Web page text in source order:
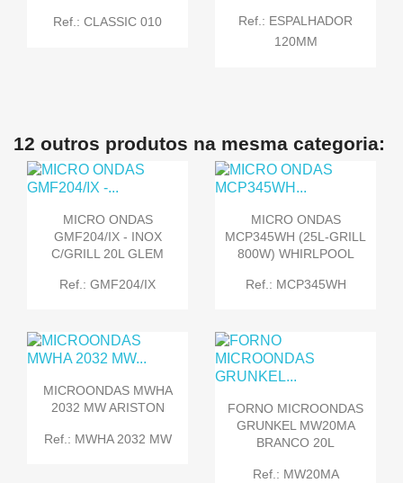
Ref.: CLASSIC 010
Ref.: ESPALHADOR
120MM
12 outros produtos na mesma categoria:
MICRO ONDAS
GMF204/IX - INOX
C/GRILL 20L GLEM
Ref.: GMF204/IX
MICRO ONDAS
MCP345WH (25L-GRILL
800W) WHIRLPOOL
Ref.: MCP345WH
MICROONDAS MWHA
2032 MW ARISTON
Ref.: MWHA 2032 MW
FORNO MICROONDAS
GRUNKEL MW20MA
BRANCO 20L
Ref.: MW20MA